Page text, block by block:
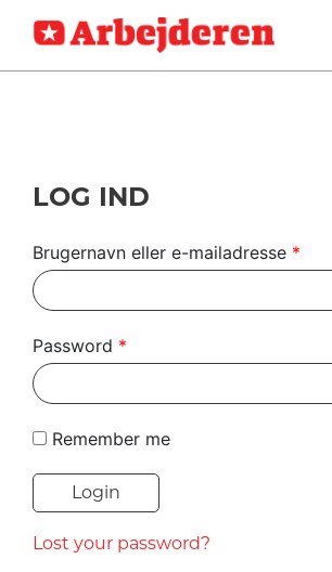
SEKTIONER
ARBEJDEREN
MENER
UDLAND
DEBAT
TIL
NAVNE
HISTORIE
SOUNDCLOUD
ABONNER
LOG IND
LOG IND
Brugernavn eller e-mailadresse *
Password *
Remember me
Lost your password?